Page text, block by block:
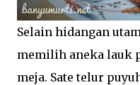
Selain hidangan
memilih aneka lauk
meja. Sate telur